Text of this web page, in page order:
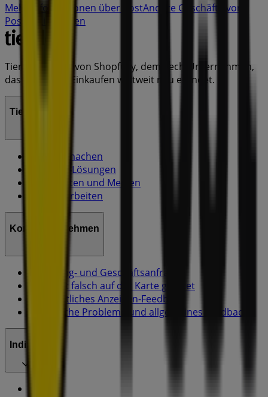
Mehr Informationen über PostAndere Geschäfte von
Post in Linz sehen
Tiendeo ist Teil von Shopfully, dem Tech-Unternehmen,
das das lokale Einkaufen weltweit neu erfindet.
Tiendeo
Was wir machen
Business-Lösungen
Nachrichten und Medien
Mit uns arbeiten
Kontakt aufnehmen
Marketing- und Geschäftsanfragen
Geschäft falsch auf der Karte geortet
Wöchentliches Anzeigen-Feedback
Technische Probleme und allgemeines Feedback
Indizes